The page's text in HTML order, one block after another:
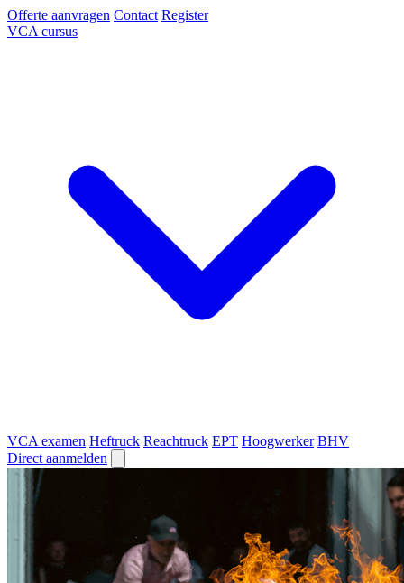
Offerte aanvragen Contact Register
VCA cursus
VCA examen Heftruck Reachtruck EPT Hoogwerker BHV
Direct aanmelden